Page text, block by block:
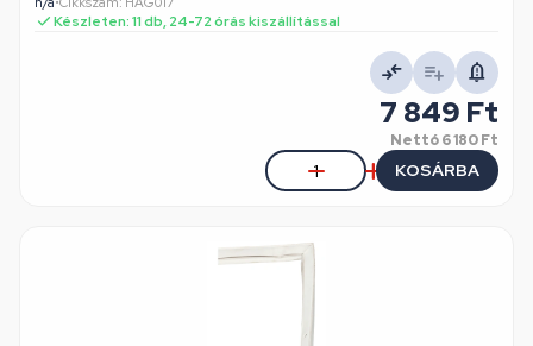
Készleten: 11 db, 24-72 órás kiszállítással
7 849 Ft
Nettó6 180 Ft
KOSÁRBA